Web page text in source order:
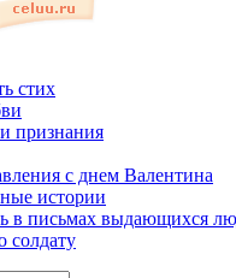
стих
признания
с днем Валентина
истории
в письмах выдающихся
солдату